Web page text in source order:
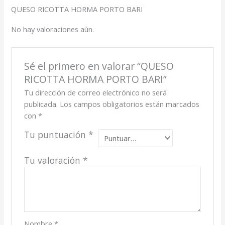
QUESO RICOTTA HORMA PORTO BARI
No hay valoraciones aún.
Sé el primero en valorar “QUESO
RICOTTA HORMA PORTO BARI”
Tu dirección de correo electrónico no será
publicada. Los campos obligatorios están marcados
con *
Tu puntuación *
Tu valoración *